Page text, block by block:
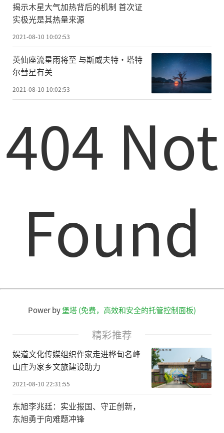
揭示木星大气加热背后的机制 首次证
实极光是其热量来源
2021-08-10 10:02:53
英仙座流星雨将至 与斯威夫特·塔特
尔彗星有关
2021-08-10 10:02:53
404 Not
Found
Power by堡塔 (免费，高效和安全的托管控制面板)
精彩推荐
娱道文化传媒组织作家走进桦甸名峰
山庄为家乡文旅建设助力
2021-08-10 22:31:55
东旭李兆廷：实业报国、守正创新，
东旭勇于向难题冲锋